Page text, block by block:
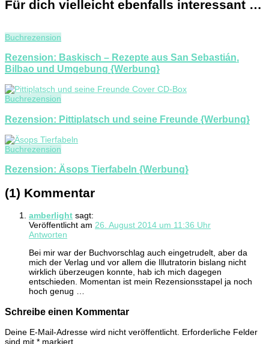
Für dich vielleicht ebenfalls interessant …
Buchrezension
Rezension: Baskisch – Rezepte aus San Sebastián,
Bilbao und Umgebung {Werbung}
Buchrezension
Rezension: Pittiplatsch und seine Freunde {Werbung}
Buchrezension
Rezension: Äsops Tierfabeln {Werbung}
(1) Kommentar
amberlight sagt:
Veröffentlicht am 26. August 2014 um 11:36 Uhr
Antworten
Bei mir war der Buchvorschlag auch eingetrudelt, aber da
mich der Verlag und vor allem die Illutratorin bislang nicht
wirklich überzeugen konnte, hab ich mich dagegen
entschieden. Momentan ist mein Rezensionsstapel ja noch
hoch genug …
Schreibe einen Kommentar
Deine E-Mail-Adresse wird nicht veröffentlicht. Erforderliche Felder
sind mit * markiert